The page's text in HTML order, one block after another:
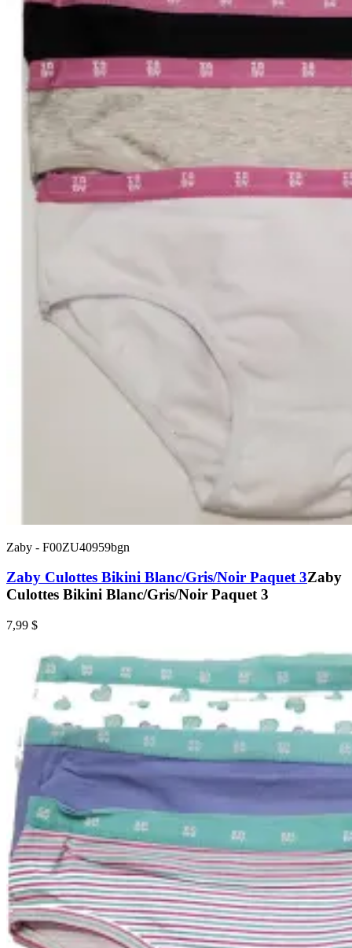
Zaby - F00ZU40959bgn
Zaby Culottes Bikini Blanc/Gris/Noir Paquet 3Zaby
Culottes Bikini Blanc/Gris/Noir Paquet 3
7,99 $